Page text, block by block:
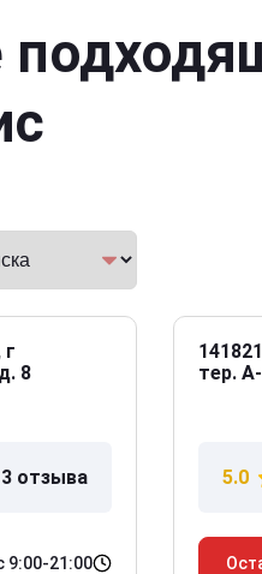
8
отзыва
9:00-21:00
тер.
5.0